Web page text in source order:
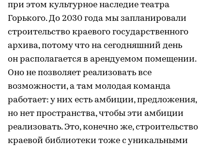
при этом культурное наследие театра
Горького. До 2030 года мы запланировали
строительство краевого государственного
архива, потому что на сегодняшний день
он располагается в арендуемом помещении.
Оно не позволяет реализовать все
возможности, а там молодая команда
работает: у них есть амбиции, предложения,
но нет пространства, чтобы эти амбиции
реализовать. Это, конечно же, строительство
краевой библиотеки тоже с уникальными